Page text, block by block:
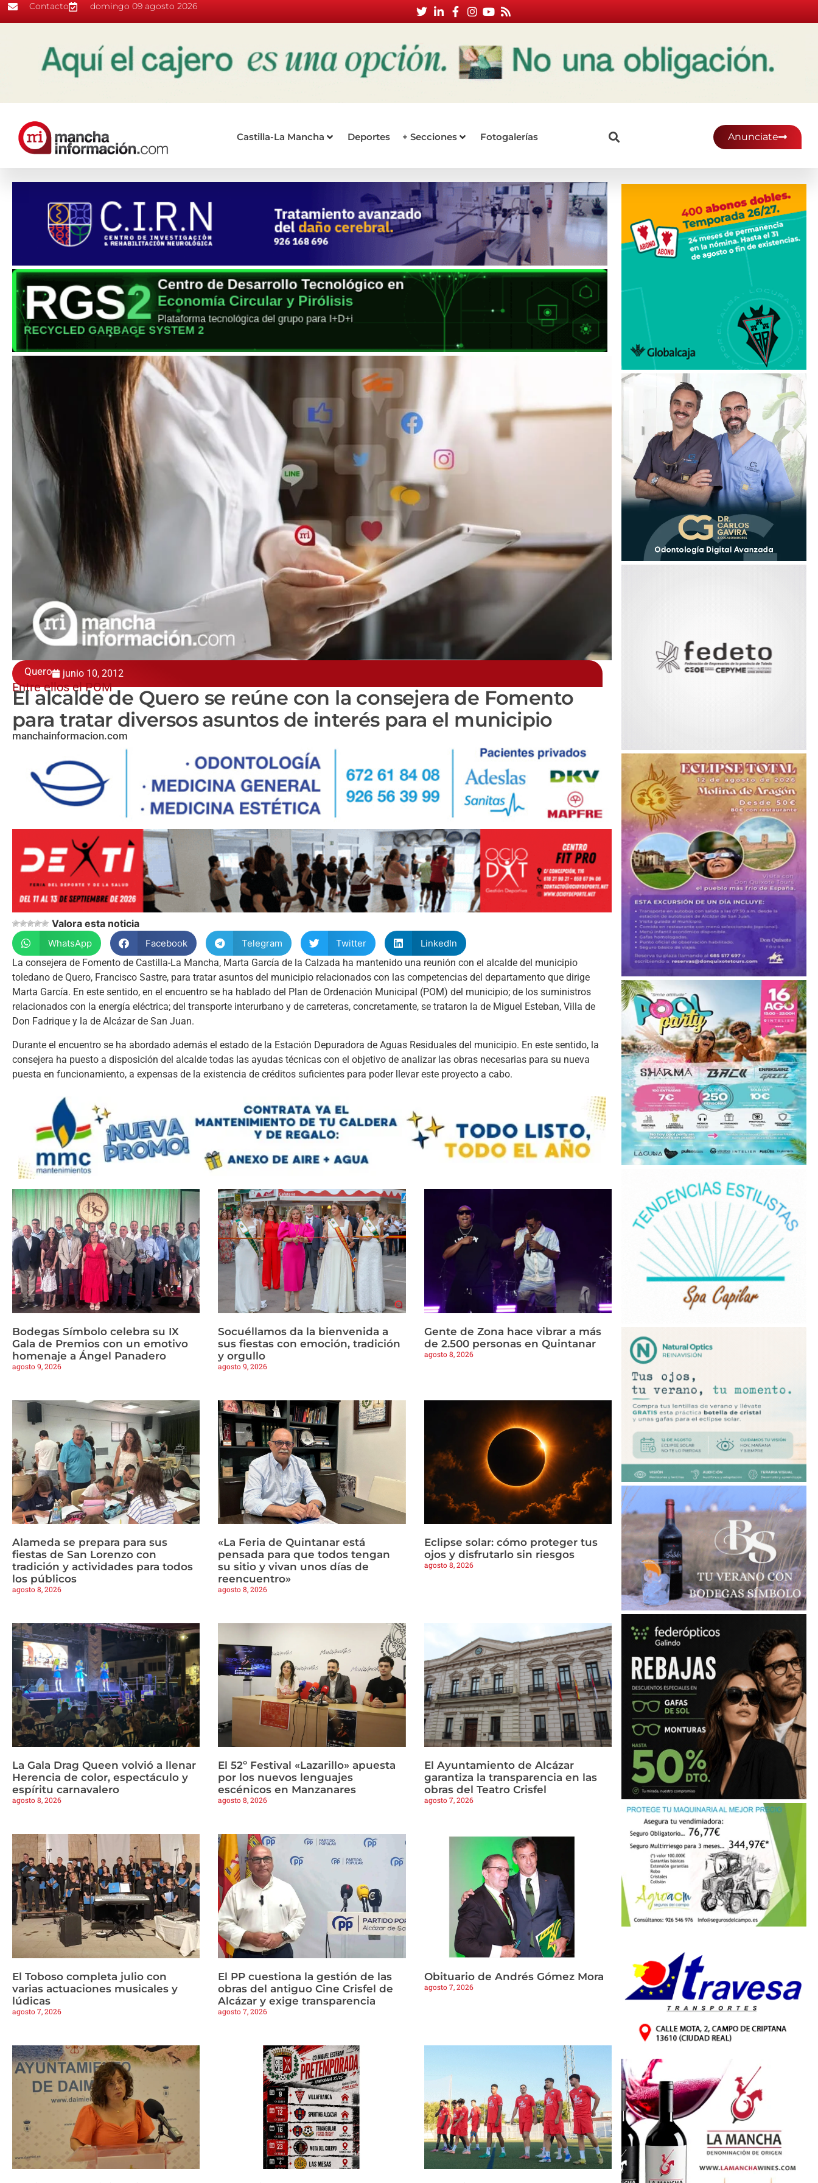
Contacto domingo 09 agosto 2026
Castilla-La Mancha Deportes + Secciones Fotogalerías Anunciate
Quero junio 10, 2012
Entre ellos el POM
El alcalde de Quero se reúne con la consejera de Fomento
para tratar diversos asuntos de interés para el municipio
manchainformacion.com
Valora esta noticia
WhatsApp Facebook Telegram Twitter
LinkedIn
La consejera de Fomento de Castilla-La Mancha, Marta García de la Calzada ha mantenido una reunión con el alcalde del municipio
toledano de Quero, Francisco Sastre, para tratar asuntos del municipio relacionados con las competencias del departamento que dirige
Marta García. En este sentido, en el encuentro se ha hablado del Plan de Ordenación Municipal (POM) del municipio; de los suministros
relacionados con la energía eléctrica; del transporte interurbano y de carreteras, concretamente, se trataron la de Miguel Esteban, Villa de
Don Fadrique y la de Alcázar de San Juan.
Durante el encuentro se ha abordado además el estado de la Estación Depuradora de Aguas Residuales del municipio. En este sentido, la
consejera ha puesto a disposición del alcalde todas las ayudas técnicas con el objetivo de analizar las obras necesarias para su nueva
puesta en funcionamiento, a expensas de la existencia de créditos suficientes para poder llevar este proyecto a cabo.
Bodegas Símbolo celebra su IX
Gala de Premios con un emotivo
homenaje a Ángel Panadero
agosto 9, 2026
Socuéllamos da la bienvenida a
sus fiestas con emoción, tradición
y orgullo
agosto 9, 2026
Gente de Zona hace vibrar a más
de 2.500 personas en Quintanar
agosto 8, 2026
Alameda se prepara para sus
fiestas de San Lorenzo con
tradición y actividades para todos
los públicos
agosto 8, 2026
«La Feria de Quintanar está
pensada para que todos tengan
su sitio y vivan unos días de
reencuentro»
agosto 8, 2026
Eclipse solar: cómo proteger tus
ojos y disfrutarlo sin riesgos
agosto 8, 2026
La Gala Drag Queen volvió a llenar
Herencia de color, espectáculo y
espíritu carnavalero
agosto 8, 2026
El 52º Festival «Lazarillo» apuesta
por los nuevos lenguajes
escénicos en Manzanares
agosto 8, 2026
El Ayuntamiento de Alcázar
garantiza la transparencia en las
obras del Teatro Crisfel
agosto 7, 2026
El Toboso completa julio con
varias actuaciones musicales y
lúdicas
agosto 7, 2026
El PP cuestiona la gestión de las
obras del antiguo Cine Crisfel de
Alcázar y exige transparencia
agosto 7, 2026
Obituario de Andrés Gómez Mora
agosto 7, 2026